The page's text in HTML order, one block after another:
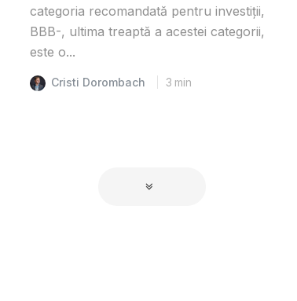
categoria recomandată pentru investiții,
BBB-, ultima treaptă a acestei categorii,
este o...
Cristi Dorombach 3 min